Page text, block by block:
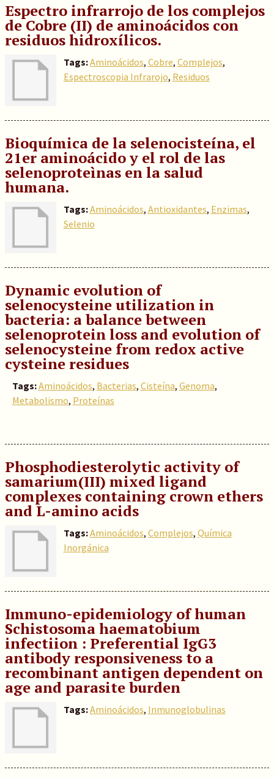
Espectro infrarrojo de los complejos
de Cobre (II) de aminoácidos con
residuos hidroxílicos.
Tags:Aminoácidos, Cobre, Complejos,
Espectroscopia Infrarojo, Residuos
Bioquímica de la selenocisteína, el
21er aminoácido y el rol de las
selenoproteìnas en la salud
humana.
Tags:Aminoácidos, Antioxidantes, Enzimas,
Selenio
Dynamic evolution of
selenocysteine utilization in
bacteria: a balance between
selenoprotein loss and evolution of
selenocysteine from redox active
cysteine residues
Tags:Aminoácidos, Bacterias, Cisteína, Genoma,
Metabolismo, Proteínas
Phosphodiesterolytic activity of
samarium(III) mixed ligand
complexes containing crown ethers
and L-amino acids
Tags:Aminoácidos, Complejos, Química
Inorgánica
Immuno-epidemiology of human
Schistosoma haematobium
infectiion : Preferential IgG3
antibody responsiveness to a
recombinant antigen dependent on
age and parasite burden
Tags:Aminoácidos, Inmunoglobulinas